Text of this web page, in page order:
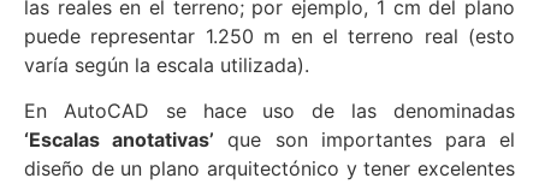
las reales en el terreno; por ejemplo, 1 cm del plano
puede representar 1.250 m en el terreno real (esto
varía según la escala utilizada).
En AutoCAD se hace uso de las denominadas
‘Escalas anotativas’ que son importantes para el
diseño de un plano arquitectónico y tener excelentes